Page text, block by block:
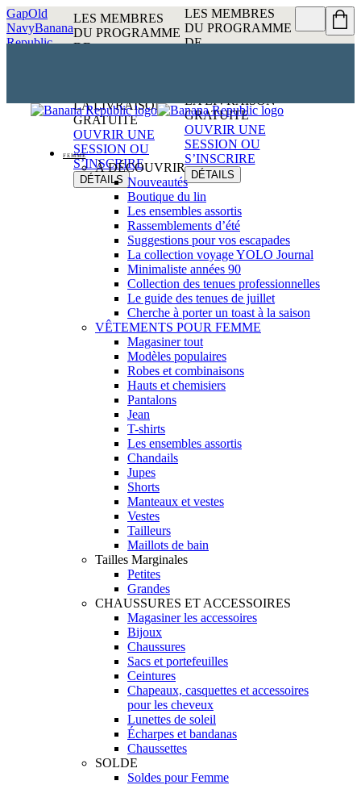
GapOld
NavyBanana
Republic
LES MEMBRES
DU PROGRAMME
DE
LA LIVRAISON
GRATUITE
OUVRIR UNE
SESSION OU
S’INSCRIRE
DÉTAILS
LES MEMBRES
DU PROGRAMME
DE
LA LIVRAISON
GRATUITE
OUVRIR UNE
SESSION OU
S’INSCRIRE
DÉTAILS
FEMME
À DÉCOUVRIR
Nouveautés
Boutique du lin
Les ensembles assortis
Rassemblements d’été
Suggestions pour vos escapades
La collection voyage YOLO Journal
Minimaliste années 90
Collection des tenues professionnelles
Le guide des tenues de juillet
Cherche à porter un toast à la saison
VÊTEMENTS POUR FEMME
Magasiner tout
Modèles populaires
Robes et combinaisons
Hauts et chemisiers
Pantalons
Jean
T-shirts
Les ensembles assortis
Chandails
Jupes
Shorts
Manteaux et vestes
Vestes
Tailleurs
Maillots de bain
Tailles Marginales
Petites
Grandes
CHAUSSURES ET ACCESSOIRES
Magasiner les accessoires
Bijoux
Chaussures
Sacs et portefeuilles
Ceintures
Chapeaux, casquettes et accessoires
pour les cheveux
Lunettes de soleil
Écharpes et bandanas
Chaussettes
SOLDE
Soldes pour Femme